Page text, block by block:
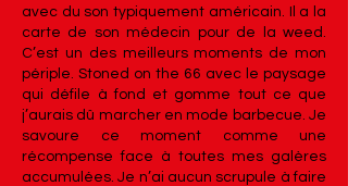
avec du son typiquement américain. Il a la
carte de son médecin pour de la weed.
C’est un des meilleurs moments de mon
périple. Stoned on the 66 avec le paysage
qui défile à fond et gomme tout ce que
j’aurais dû marcher en mode barbecue. Je
savoure ce moment comme une
récompense face à toutes mes galères
accumulées. Je n’ai aucun scrupule à faire